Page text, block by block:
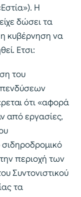
Η
δώσει τα
κυβέρνηση να
Ετσι:
του
ότι «αφορά
από εργασίες,
περιοχή των
Συντονιστικού
τα